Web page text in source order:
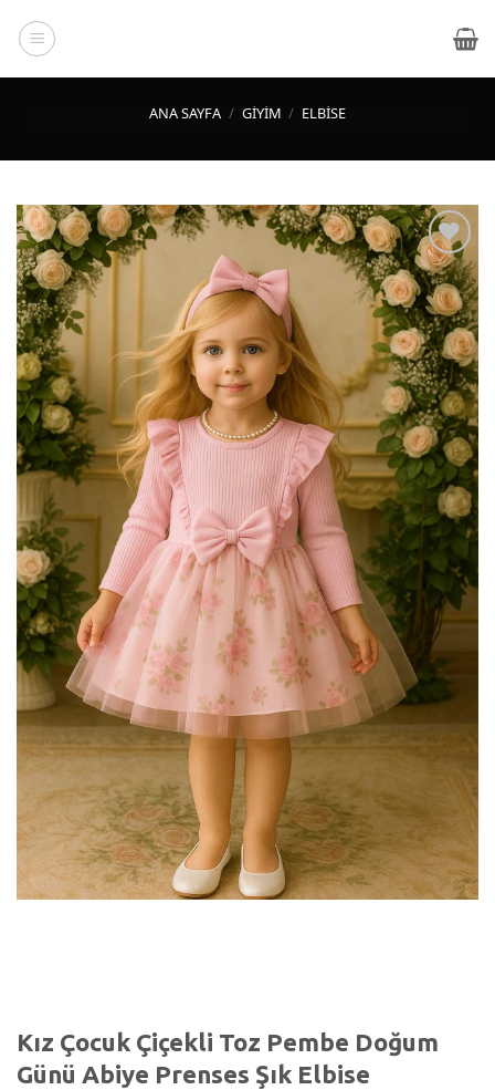
atla
ANA SAYFA / GIYIM / ELBISE
Kız Çocuk Çiçekli Toz Pembe Doğum
Günü Abiye Prenses Şık Elbise